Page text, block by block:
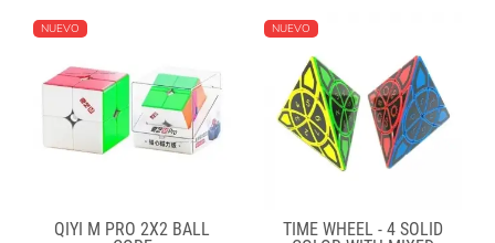
NUEVO
QIYI M PRO 2X2 BALL
NUEVO
TIME WHEEL - 4 SOLID